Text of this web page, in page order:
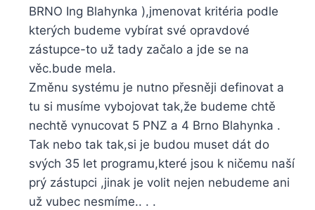
BRNO Ing Blahynka ),jmenovat kritéria podle
kterých budeme vybírat své opravdové
zástupce-to už tady začalo a jde se na
věc.bude mela.
Změnu systému je nutno přesněji definovat a
tu si musíme vybojovat tak,že budeme chtě
nechtě vynucovat 5 PNZ a 4 Brno Blahynka .
Tak nebo tak tak,si je budou muset dát do
svých 35 let programu,které jsou k ničemu naší
prý zástupci ,jinak je volit nejen nebudeme ani
už vubec nesmíme.. . .